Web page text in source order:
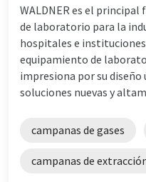
WALDNER es el
de laboratorio para la
hospitales e
equipamiento de
impresiona por su
soluciones nuevas y
campanas de gases
campanas de